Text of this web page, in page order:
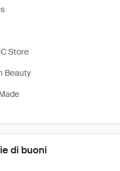
Store
Beauty
di buoni